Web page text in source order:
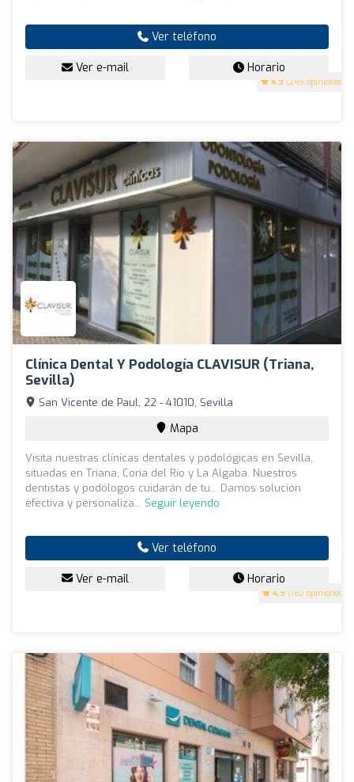
4.9 (249 opiniones)
Ver teléfono
Ver e-mail Horario
Clínica Dental Y Podología CLAVISUR (Triana,
Sevilla)
4.9 (182 opiniones)
San Vicente de Paul, 22 - 41010, Sevilla
Mapa
Visita nuestras clínicas dentales y podológicas en Sevilla,
situadas en Triana, Coria del Río y La Algaba. Nuestros
dentistas y podólogos cuidarán de tu... Damos solución
efectiva y personaliza... Seguir leyendo
Ver teléfono
Ver e-mail Horario